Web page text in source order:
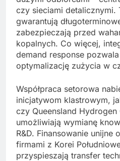
czy sieciami detalicznymi.
gwarantują
zabezpieczają przed
kopalnych. Co więcej,
demand response
optymalizację zużycia w
Współpraca setorowa
inicjatywom klastrowym,
czy Queensland Hydrogen
umożliwiają wymianę
R&D. Finansowanie unijne
firmami z Korei
przyspieszają transfer